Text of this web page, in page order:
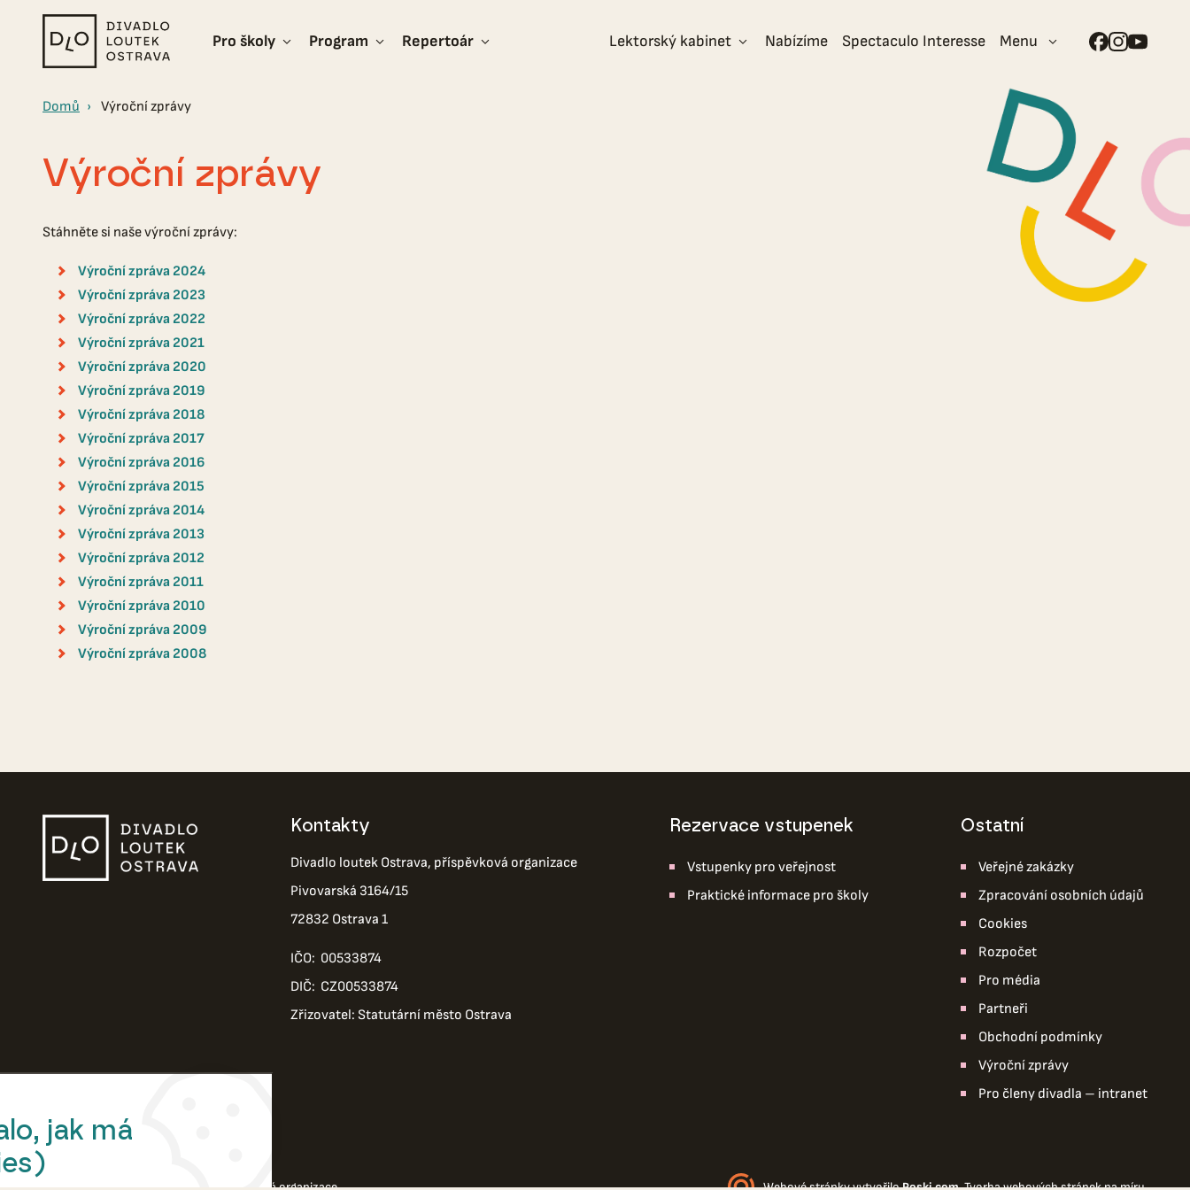
Divadlo
loutek
Pro školy Program Repertoár Lektorský kabinet Nabízíme Spectaculo Interesse Menu
Domů Výroční zprávy
Výroční zprávy
Stáhněte si naše výroční zprávy:
Výroční zpráva 2024
Výroční zpráva 2023
Výroční zpráva 2022
Výroční zpráva 2021
Výroční zpráva 2020
Výroční zpráva 2019
Výroční zpráva 2018
Výroční zpráva 2017
Výroční zpráva 2016
Výroční zpráva 2015
Výroční zpráva 2014
Výroční zpráva 2013
Výroční zpráva 2012
Výroční zpráva 2011
Výroční zpráva 2010
Výroční zpráva 2009
Výroční zpráva 2008
Kontakty
Divadlo loutek Ostrava, příspěvková organizace
Pivovarská 3164/15
72832 Ostrava 1
IČO: 00533874
DIČ: CZ00533874
Zřizovatel: Statutární město Ostrava
Rezervace vstupenek
Vstupenky pro veřejnost
Praktické informace pro školy
ostatní
Veřejné zakázky
Zpracování osobních údajů
Cookies
Rozpočet
Pro média
Partneři
Obchodní podmínky
Výroční zprávy
Pro členy divadla – intranet
© 2026 Divadlo loutek Ostrava,příspěvková organizace Webové stránkyvytvořiloPoski.com.Tvorba webových stránekna míru.
jak má